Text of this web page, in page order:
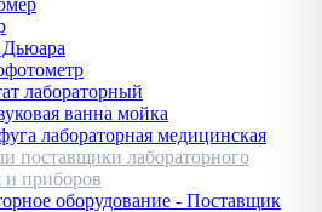
лабораторный
ванна мойка
лабораторная медицинская
поставщики лабораторного
и приборов
оборудование - Поставщик